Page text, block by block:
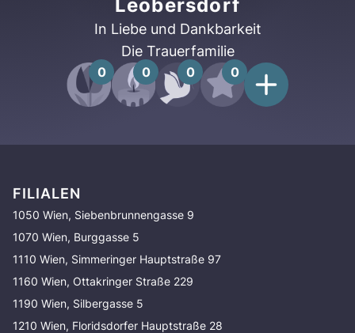
Leobersdorf
In Liebe und Dankbarkeit
Die Trauerfamilie
0 0 0 0
FILIALEN
1050 Wien, Siebenbrunnengasse 9
1070 Wien, Burggasse 5
1110 Wien, Simmeringer Hauptstraße 97
1160 Wien, Ottakringer Straße 229
1190 Wien, Silbergasse 5
1210 Wien, Floridsdorfer Hauptstraße 28